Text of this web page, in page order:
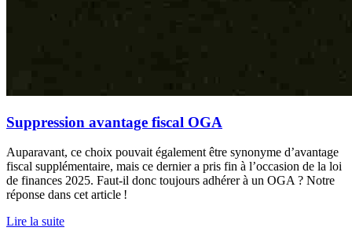
Suppression avantage fiscal OGA
Auparavant, ce choix pouvait également être synonyme d’avantage
fiscal supplémentaire, mais ce dernier a pris fin à l’occasion de la loi
de finances 2025. Faut-il donc toujours adhérer à un OGA ? Notre
réponse dans cet article !
Lire la suite